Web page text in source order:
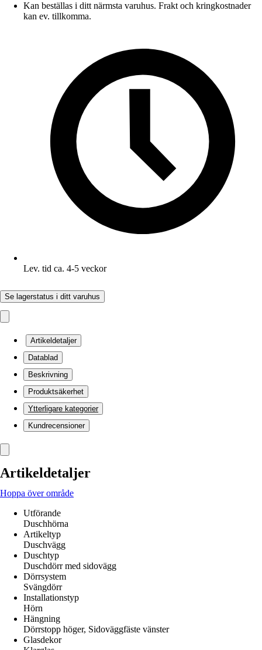
Kan beställas i ditt närmsta varuhus. Frakt och kringkostnader
kan ev. tillkomma.
Lev. tid ca. 4-5 veckor
Se lagerstatus i ditt varuhus
Artikeldetaljer
Datablad
Beskrivning
Produktsäkerhet
Ytterligare kategorier
Kundrecensioner
Artikeldetaljer
Hoppa över område
Utförande
Duschhörna
Artikeltyp
Duschvägg
Duschtyp
Duschdörr med sidovägg
Dörrsystem
Svängdörr
Installationstyp
Hörn
Hängning
Dörrstopp höger, Sidoväggfäste vänster
Glasdekor